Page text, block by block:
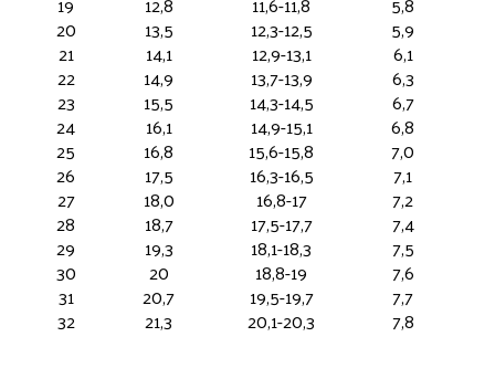
20 13,5 12,3-12,5 5,9
21 14,1 12,9-13,1 6,1
22 14,9 13,7-13,9 6,3
23 15,5 14,3-14,5 6,7
24 16,1 14,9-15,1 6,8
25 16,8 15,6-15,8 7,0
26 17,5 16,3-16,5 7,1
27 18,0 16,8-17 7,2
28 18,7 17,5-17,7 7,4
29 19,3 18,1-18,3 7,5
30 20 18,8-19 7,6
31 20,7 19,5-19,7 7,7
32 21,3 20,1-20,3 7,8